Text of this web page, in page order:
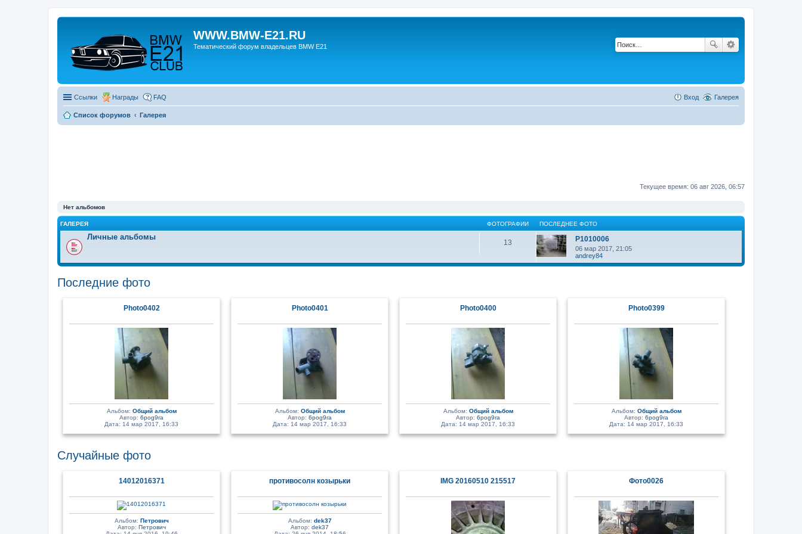
WWW.BMW-E21.RU
Тематический форум владельцев BMW E21
Ссылки Награды Галерея
FAQ Вход
Список форумов Галерея
Текущее время: 06 авг 2026, 06:57
Нет альбомов
ГАЛЕРЕЯ ФОТОГРАФИИ ПОСЛЕДНЕЕ ФОТО
Личные альбомы
13 P1010006
06 мар 2017, 21:05
andrey84
Последние фото
Photo0402
Альбом: Общий альбом
Автор: 6pog9ra
Дата: 14 мар 2017, 16:33
Photo0401
Альбом: Общий альбом
Автор: 6pog9ra
Дата: 14 мар 2017, 16:33
Photo0400
Альбом: Общий альбом
Автор: 6pog9ra
Дата: 14 мар 2017, 16:33
Photo0399
Альбом: Общий альбом
Автор: 6pog9ra
Дата: 14 мар 2017, 16:33
Случайные фото
14012016371
Альбом: Петрович
Автор: Петрович
противосолн козырьки
Альбом: dek37
Автор: dek37
IMG 20160510 215517 Фото0026